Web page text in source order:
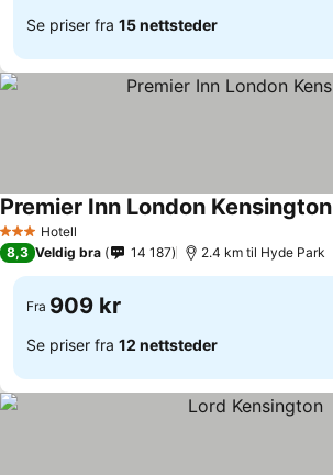
Se priser fra 15 nettsteder
3 StjernerHotell
Premier Inn London Kensington
8,3 Veldig bra 14 187 2.4 km til Hyde Park
Fra 909 kr
Se priser fra 12 nettsteder